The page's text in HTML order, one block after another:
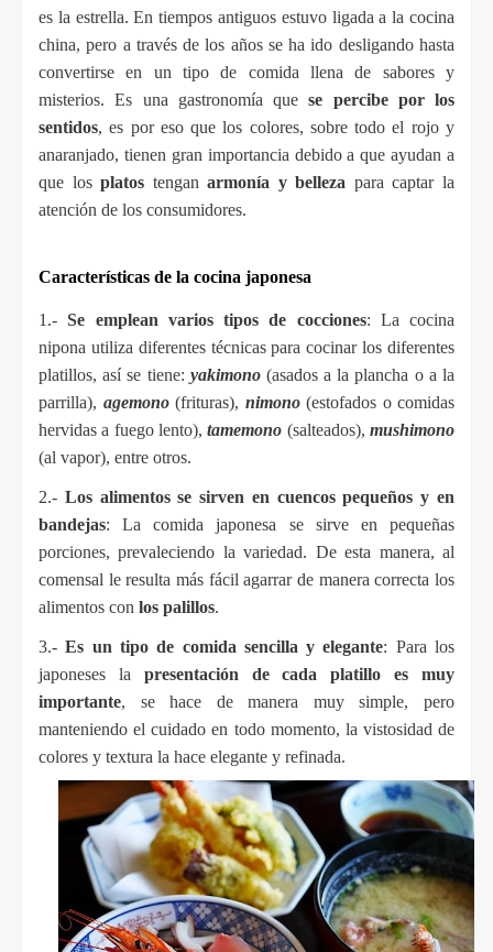
es la estrella. En tiempos antiguos estuvo ligada a la cocina
china, pero a través de los años se ha ido desligando hasta
convertirse en un tipo de comida llena de sabores y
misterios. Es una gastronomía que se percibe por los
sentidos, es por eso que los colores, sobre todo el rojo y
anaranjado, tienen gran importancia debido a que ayudan a
que los platos tengan armonía y belleza para captar la
atención de los consumidores.
Características de la cocina japonesa
1.- Se emplean varios tipos de cocciones: La cocina
nipona utiliza diferentes técnicas para cocinar los diferentes
platillos, así se tiene: yakimono (asados a la plancha o a la
parrilla), agemono (frituras), nimono (estofados o comidas
hervidas a fuego lento), tamemono (salteados), mushimono
(al vapor), entre otros.
2.- Los alimentos se sirven en cuencos pequeños y en
bandejas: La comida japonesa se sirve en pequeñas
porciones, prevaleciendo la variedad. De esta manera, al
comensal le resulta más fácil agarrar de manera correcta los
alimentos con los palillos.
3.- Es un tipo de comida sencilla y elegante: Para los
japoneses la presentación de cada platillo es muy
importante, se hace de manera muy simple, pero
manteniendo el cuidado en todo momento, la vistosidad de
colores y textura la hace elegante y refinada.